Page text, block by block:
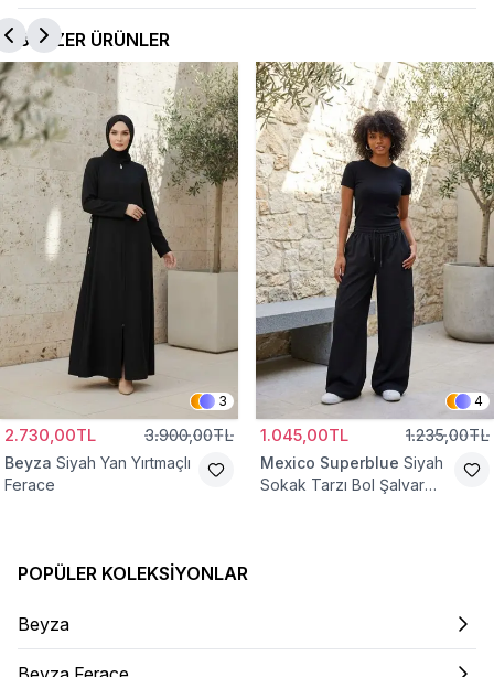
BENZER ÜRÜNLER
3
2.730,00TL 3.900,00TL
Beyza Siyah Yan Yırtmaçlı
Ferace
4
1.045,00TL 1.235,00TL
Mexico Superblue Siyah
Sokak Tarzı Bol Şalvar
POPÜLER KOLEKSIYONLAR
Beyza